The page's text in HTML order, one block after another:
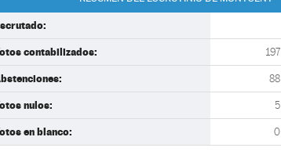
contabilizados: 197
88
nulos: 5
en blanco: 0